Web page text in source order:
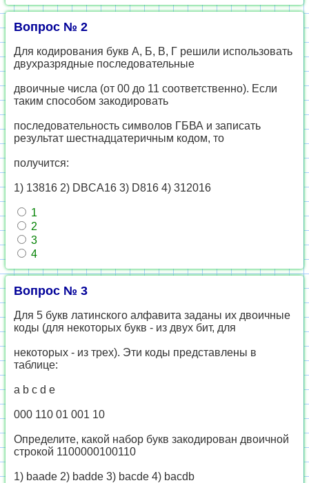
Вопрос № 2
Для кодирования букв А, Б, В, Г решили использовать
двухразрядные последовательные
двоичные числа (от 00 до 11 соответственно). Если
таким способом закодировать
последовательность символов ГБВА и записать
результат шестнадцатеричным кодом, то
получится:
1) 13816 2) DBCA16 3) D816 4) 312016
1
2
3
4
Вопрос № 3
Для 5 букв латинского алфавита заданы их двоичные
коды (для некоторых букв - из двух бит, для
некоторых - из трех). Эти коды представлены в
таблице:
a b c d e
000 110 01 001 10
Определите, какой набор букв закодирован двоичной
строкой 1100000100110
1) baade 2) badde 3) bacde 4) bacdb